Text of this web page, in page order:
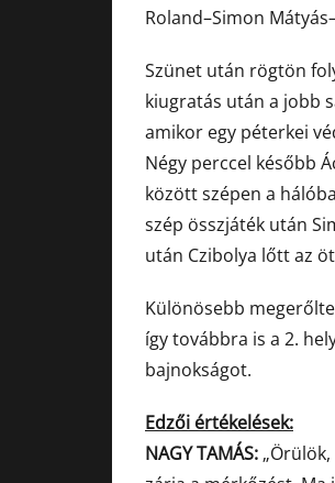
Roland–Simon
Szünet után rögtön
kiugratás után a jobb
amikor egy péterkei
Négy perccel később
között szépen a
szép összjáték után
után Czibolya lőtt az
Különösebb
így továbbra is a 2.
bajnokságot.
Edzői értékelések:
NAGY TAMÁS: